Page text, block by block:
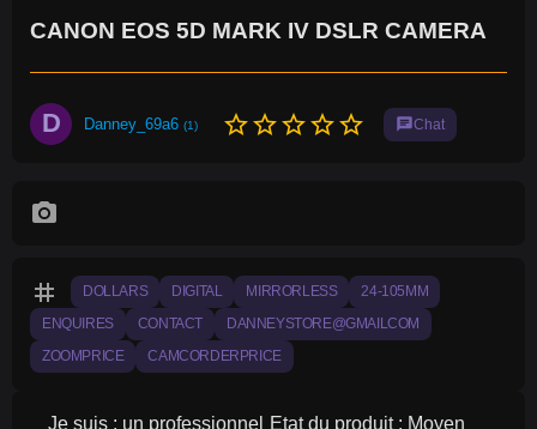
CANON EOS 5D MARK IV DSLR CAMERA
D Danney_69a6 (1) star_borderstar_borderstar_borderstar_borderstar_border chatChat
photo_camera
tag DOLLARS DIGITAL MIRRORLESS 24-105MM
ENQUIRES CONTACT DANNEYSTORE@GMAILCOM
ZOOMPRICE CAMCORDERPRICE
Je suis : un professionnel Etat du produit : Moyen